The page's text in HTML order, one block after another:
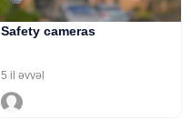
Safety cameras
5 il əvvəl